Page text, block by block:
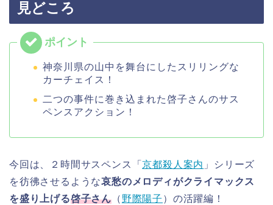
見どころ
神奈川県の山中を舞台にしたスリリングな
カーチェイス！
二つの事件に巻き込まれた啓子さんのサス
ペンスアクション！
今回は、２時間サスペンス「京都殺人案内 」シリーズ
を彷彿させるような哀愁のメロディがクライマックス
を盛り上げる啓子さん （ 野際陽子 ）の活躍編！